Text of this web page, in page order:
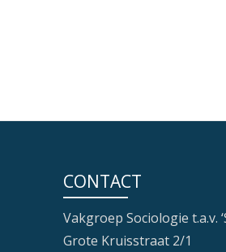
CONTACT
Vakgroep Sociologie t.a.v.
Grote Kruisstraat 2/1